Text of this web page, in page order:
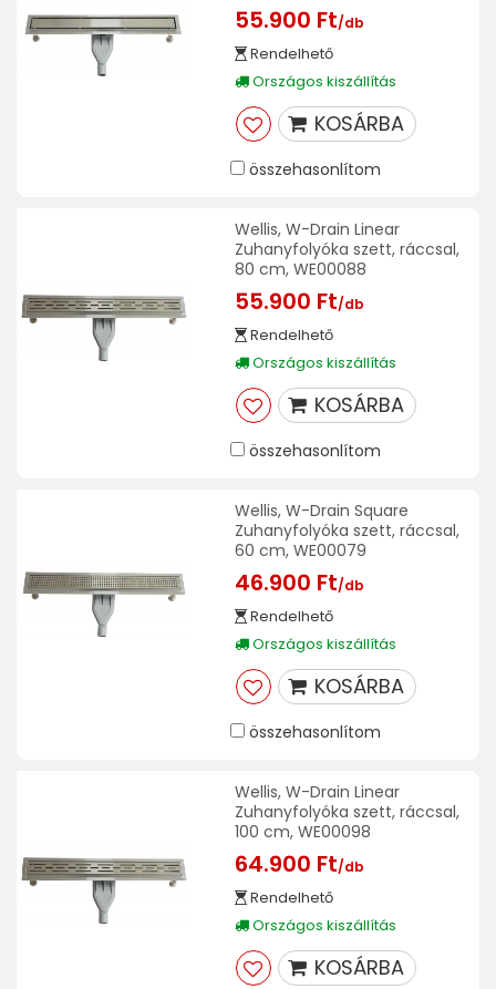
55.900 Ft/db
Rendelhető
Országos kiszállítás
KOSÁRBA
összehasonlítom
Wellis, W-Drain Linear
Zuhanyfolyóka szett, ráccsal,
80 cm, WE00088
55.900 Ft/db
Rendelhető
Országos kiszállítás
KOSÁRBA
összehasonlítom
Wellis, W-Drain Square
Zuhanyfolyóka szett, ráccsal,
60 cm, WE00079
46.900 Ft/db
Rendelhető
Országos kiszállítás
KOSÁRBA
összehasonlítom
Wellis, W-Drain Linear
Zuhanyfolyóka szett, ráccsal,
100 cm, WE00098
64.900 Ft/db
Rendelhető
Országos kiszállítás
KOSÁRBA